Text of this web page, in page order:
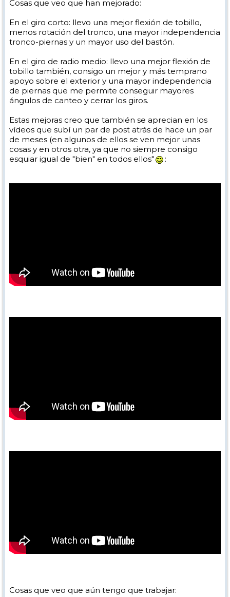
Cosas que veo que han mejorado:
En el giro corto: llevo una mejor flexión de tobillo,
menos rotación del tronco, una mayor independencia
tronco-piernas y un mayor uso del bastón.
En el giro de radio medio: llevo una mejor flexión de
tobillo también, consigo un mejor y más temprano
apoyo sobre el exterior y una mayor independencia
de piernas que me permite conseguir mayores
ángulos de canteo y cerrar los giros.
Estas mejoras creo que también se aprecian en los
vídeos que subí un par de post atrás de hace un par
de meses (en algunos de ellos se ven mejor unas
cosas y en otros otra, ya que no siempre consigo
esquiar igual de "bien" en todos ellos"
:
Cosas que veo que aún tengo que trabajar: